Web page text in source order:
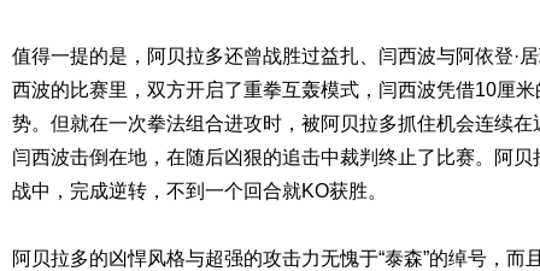
值得一提的是，阿贝拉多还曾战胜过益扎、闫西波与阿依登·
西波的比赛里，双方开启了重拳互轰模式，闫西波凭借10厘
势。但就在一次拳法组合进攻时，被阿贝拉多抓住机会连续
闫西波击倒在地，在随后凶狠的追击中裁判终止了比赛。阿
战中，完成逆转，不到一个回合就KO获胜。
阿贝拉多的凶悍风格与超强的攻击力无愧于“泰森”的绰号，而